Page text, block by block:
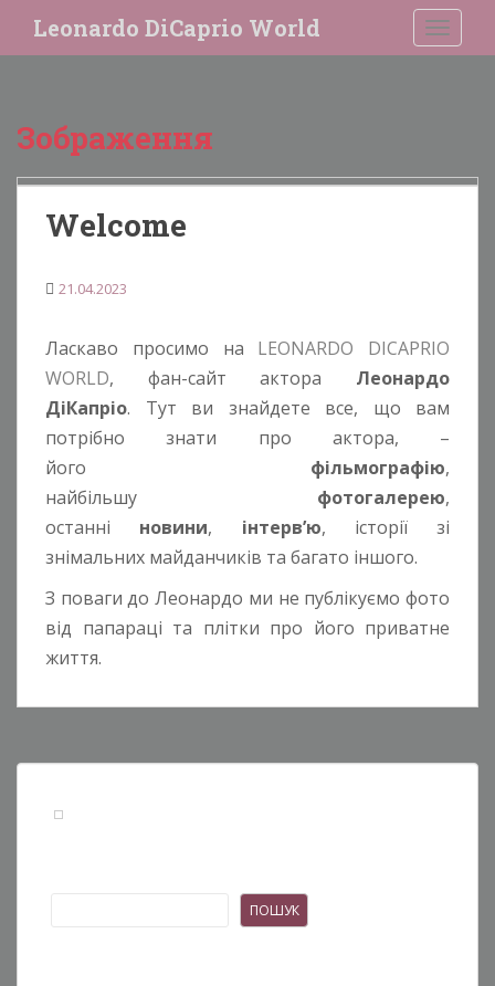
i
Leonardo DiCaprio World
Зображення
Welcome
21.04.2023
Ласкаво просимо на LEONARDO DICAPRIO
WORLD, фан-сайт актора Леонардо
ДіКапріо. Тут ви знайдете все, що вам
потрібно знати про актора, –
його фільмографію,
найбільшу фотогалерею,
останні новини, інтерв’ю, історії зі
знімальних майданчиків та багато іншого.
З поваги до Леонардо ми не публікуємо фото
від папараці та плітки про його приватне
життя.
ПОШУК